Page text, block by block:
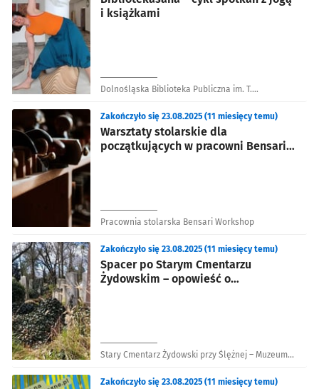
i książkami
Dolnośląska Biblioteka Publiczna im. T.
Warsztaty stolarskie dla
początkujących w pracowni Bensari
Zakończyło się 23.08.2025 (11 miesięcy temu)
Pracownia stolarska Bensari Workshop
Spacer po Starym Cmentarzu
Żydowskim – opowieść o
Zakończyło się 23.08.2025 (11 miesięcy temu)
Stary Cmentarz Żydowski przy Ślężnej – Muzeum
Zakończyło się 23.08.2025 (11 miesięcy temu)